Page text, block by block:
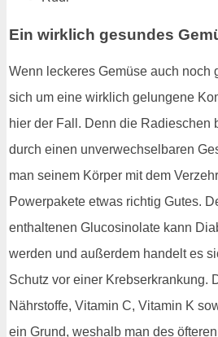
Ein wirklich gesundes
Wenn leckeres Gemüse auch noch
sich um eine wirklich gelungene
hier der Fall. Denn die Radieschen
durch einen unverwechselbaren
man seinem Körper mit dem
Powerpakete etwas richtig Gutes.
enthaltenen Glucosinolate kann
werden und außerdem handelt es
Schutz vor einer Krebserkrankung.
Nährstoffe, Vitamin C, Vitamin K
ein Grund, weshalb man des